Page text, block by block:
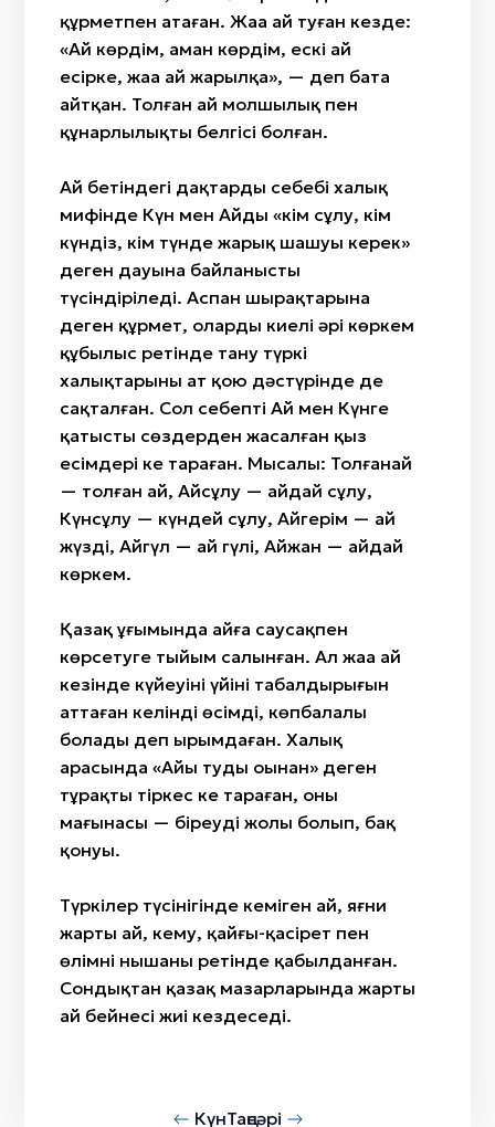
құрметпен атаған. Жаңа ай туған кезде:
«Ай көрдім, аман көрдім, ескі ай
есірке, жаңа ай жарылқа», — деп бата
айтқан. Толған ай молшылық пен
құнарлылықтың белгісі болған.
Ай бетіндегі дақтардың себебі халық
мифінде Күн мен Айдың «кім сұлу, кім
күндіз, кім түнде жарық шашуы керек»
деген дауына байланысты
түсіндіріледі. Аспан шырақтарына
деген құрмет, оларды киелі әрі көркем
құбылыс ретінде тану түркі
халықтарының ат қою дәстүрінде де
сақталған. Сол себепті Ай мен Күнге
қатысты сөздерден жасалған қыз
есімдері кең тараған. Мысалы: Толғанай
— толған ай, Айсұлу — айдай сұлу,
Күнсұлу — күндей сұлу, Айгерім — ай
жүзді, Айгүл — ай гүлі, Айжан — айдай
көркем.
Қазақ ұғымында айға саусақпен
көрсетуге тыйым салынған. Ал жаңа ай
кезінде күйеуінің үйінің табалдырығын
аттаған келінді өсімді, көпбалалы
болады деп ырымдаған. Халық
арасында «Айы туды оңынан» деген
тұрақты тіркес кең тараған, оның
мағынасы — біреудің жолы болып, бақ
қонуы.
Түркілер түсінігінде кеміген ай, яғни
жарты ай, кему, қайғы-қасірет пен
өлімнің нышаны ретінде қабылданған.
Сондықтан қазақ мазарларында жарты
ай бейнесі жиі кездеседі.
КүнТаңсәрі